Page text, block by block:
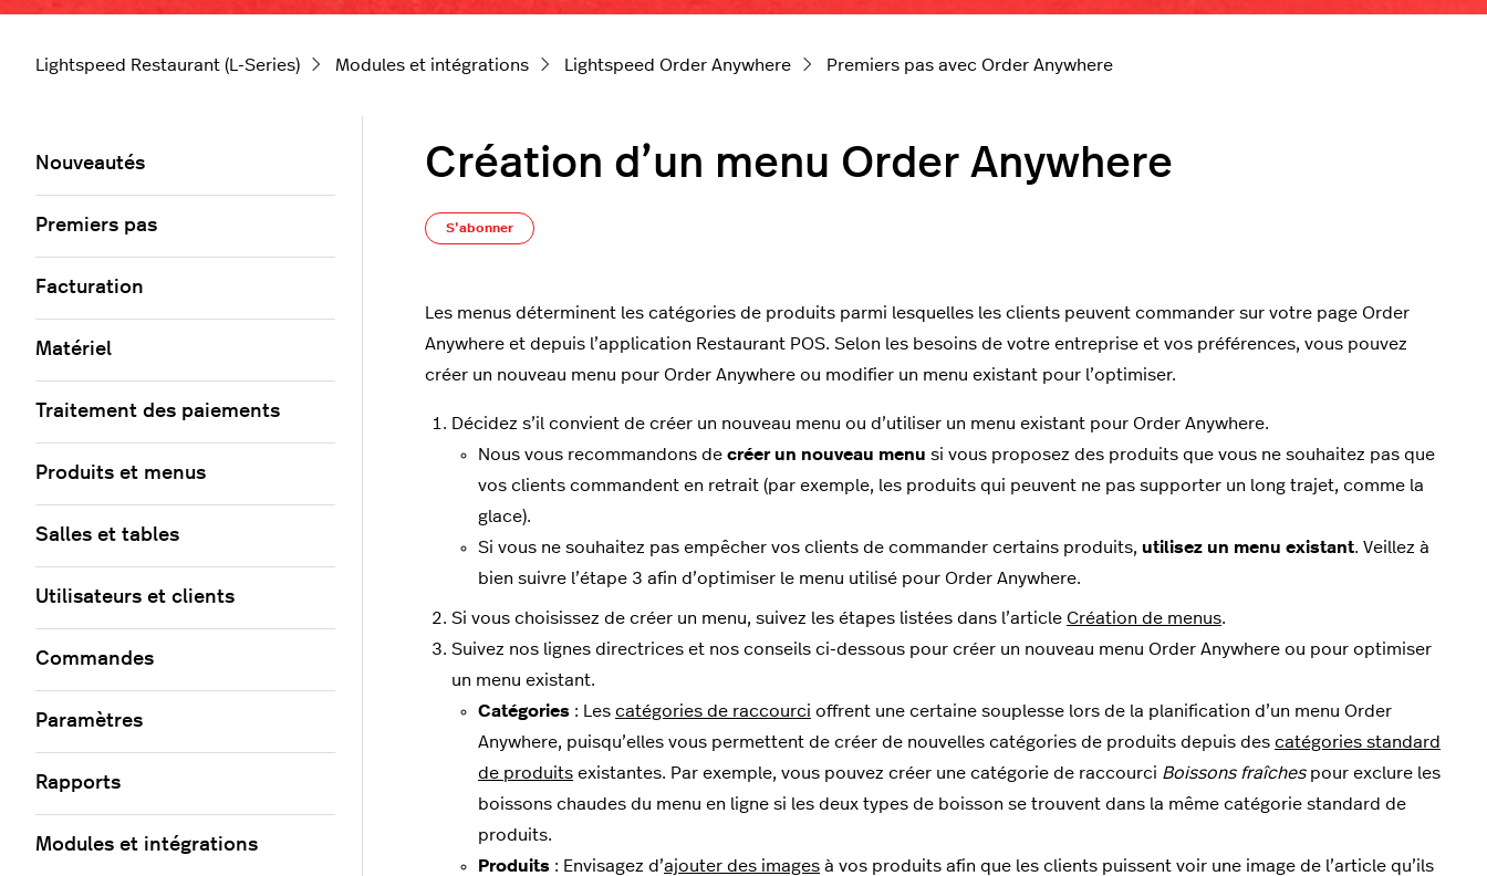
Lightspeed Restaurant (L-Series) Modules et intégrations Lightspeed Order Anywhere Premiers pas avec Order Anywhere
Création d’un menu Order Anywhere
S’abonner
Les menus déterminent les catégories de produits parmi lesquelles les clients peuvent commander sur votre page Order
Anywhere et depuis l’application Restaurant POS. Selon les besoins de votre entreprise et vos préférences, vous pouvez
créer un nouveau menu pour Order Anywhere ou modifier un menu existant pour l’optimiser.
Décidez s’il convient de créer un nouveau menu ou d’utiliser un menu existant pour Order Anywhere.
Nous vous recommandons de créer un nouveau menu si vous proposez des produits que vous ne souhaitez pas que
vos clients commandent en retrait (par exemple, les produits qui peuvent ne pas supporter un long trajet, comme la
glace).
Si vous ne souhaitez pas empêcher vos clients de commander certains produits, utilisez un menu existant. Veillez à
bien suivre l’étape 3 afin d’optimiser le menu utilisé pour Order Anywhere.
Si vous choisissez de créer un menu, suivez les étapes listées dans l’article Création de menus.
Suivez nos lignes directrices et nos conseils ci-dessous pour créer un nouveau menu Order Anywhere ou pour optimiser
un menu existant.
Catégories : Les catégories de raccourci offrent une certaine souplesse lors de la planification d’un menu Order
Anywhere, puisqu’elles vous permettent de créer de nouvelles catégories de produits depuis des catégories standard
de produits existantes. Par exemple, vous pouvez créer une catégorie de raccourci Boissons fraîchespour exclure les
boissons chaudes du menu en ligne si les deux types de boisson se trouvent dans la même catégorie standard de
produits.
Produits : Envisagez d’ajouter des images à vos produits afin que les clients puissent voir une image de l’article qu’ils
Nouveautés
Premiers pas
Facturation
Matériel
Traitement des paiements
Produits et menus
Salles et tables
Utilisateurs et clients
Commandes
Paramètres
Rapports
Modules et intégrations